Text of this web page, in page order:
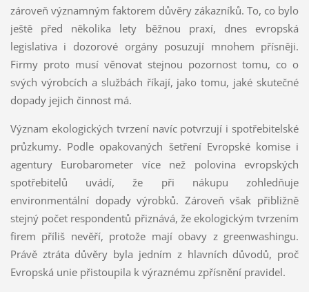
zároveň významným faktorem důvěry zákazníků. To, co bylo
ještě před několika lety běžnou praxí, dnes evropská
legislativa i dozorové orgány posuzují mnohem přísněji.
Firmy proto musí věnovat stejnou pozornost tomu, co o
svých výrobcích a službách říkají, jako tomu, jaké skutečné
dopady jejich činnost má.
Význam ekologických tvrzení navíc potvrzují i spotřebitelské
průzkumy. Podle opakovaných šetření Evropské komise i
agentury Eurobarometer více než polovina evropských
spotřebitelů uvádí, že při nákupu zohledňuje
environmentální dopady výrobků. Zároveň však přibližně
stejný počet respondentů přiznává, že ekologickým tvrzením
firem příliš nevěří, protože mají obavy z greenwashingu.
Právě ztráta důvěry byla jedním z hlavních důvodů, proč
Evropská unie přistoupila k výraznému zpřísnění pravidel.